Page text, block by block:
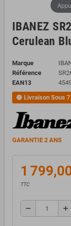
IBANEZ
Cerulean
Marque
Référence
EAN13
new_releases Livraison Sous
GARANTIE 2 ANS
1
TTC
remove add